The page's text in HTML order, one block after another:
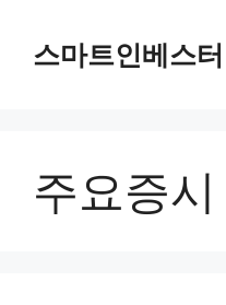
스마트인베스터
주요증시